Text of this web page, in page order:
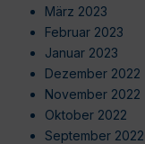
März 2023
Februar 2023
Januar 2023
Dezember 2022
November 2022
Oktober 2022
September 2022